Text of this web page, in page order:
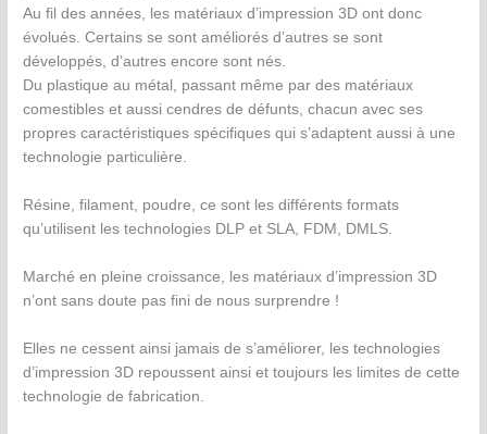
Au fil des années, les matériaux d’impression 3D ont donc
évolués. Certains se sont améliorés d’autres se sont
développés, d’autres encore sont nés.
Du plastique au métal, passant même par des matériaux
comestibles et aussi cendres de défunts, chacun avec ses
propres caractéristiques spécifiques qui s’adaptent aussi à une
technologie particulière.
Résine, filament, poudre, ce sont les différents formats
qu’utilisent les technologies DLP et SLA, FDM, DMLS.
Marché en pleine croissance, les matériaux d’impression 3D
n’ont sans doute pas fini de nous surprendre !
Elles ne cessent ainsi jamais de s’améliorer, les technologies
d’impression 3D repoussent ainsi et toujours les limites de cette
technologie de fabrication.